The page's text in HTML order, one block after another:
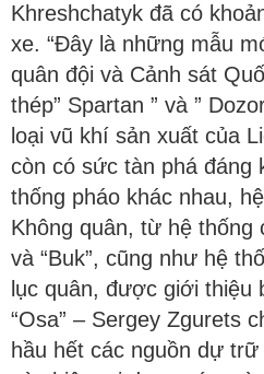
Khreshchatyk đã có
xe. “Đây là những mẫu
quân đội và Cảnh sát
thép” Spartan ” và ”
loại vũ khí sản xuất của
còn có sức tàn phá đáng
thống pháo khác nhau,
Không quân, từ hệ thống
và “Buk”, cũng như hệ
lục quân, được giới thiệu
“Osa” – Sergey Zgurets
hầu hết các nguồn dự